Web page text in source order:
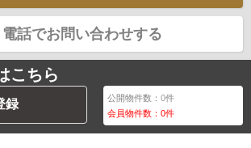
電話でお問い合わせする
こちら
録 公開物件数：0件
会員物件数：0件